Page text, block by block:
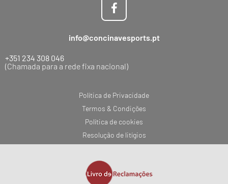
Política de Privacidade
Termos & Condições
Política de cookies
Resolução de litígios
info@concinavesports.pt
+351 234 308 046
(Chamada para a rede fixa nacional)